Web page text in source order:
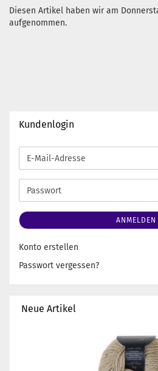
Diesen Artikel haben wir am
aufgenommen.
Kundenlogin
E-
Mail-
Adresse
Passwort
ANMELDEN
Konto erstellen
Passwort vergessen?
Neue Artikel